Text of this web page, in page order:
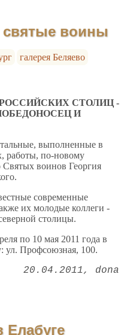
святые воины
галерея Беляево
СТОЛИЦ -
И
выполненные в
работы, по-новому
воинов Георгия
современные
их молодые коллеги -
столицы.
по 10 мая 2011 года в
ул. Профсоюзная, 100.
20.04.2011 dona
Елабуге